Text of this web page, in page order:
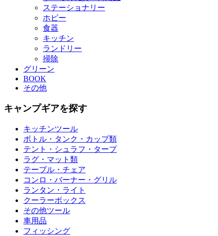
ステーショナリー
ホビー
食器
キッチン
ランドリー
掃除
グリーン
BOOK
その他
キャンプギアを探す
キッチンツール
ボトル・タンク・カップ類
テント・シュラフ・タープ
ラグ・マット類
テーブル・チェア
コンロ・バーナー・グリル
ランタン・ライト
クーラーボックス
その他ツール
車用品
フィッシング